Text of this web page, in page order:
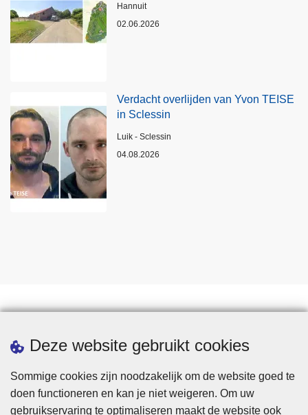
Deze website gebruikt cookies
Sommige cookies zijn noodzakelijk om de website goed te
doen functioneren en kan je niet weigeren. Om uw
gebruikservaring te optimaliseren maakt de website ook
Plaats
Hannuit
02.06.2026
Verdacht overlijden van Yvon TEISE
in Sclessin
Plaats
Luik - Sclessin
04.08.2026